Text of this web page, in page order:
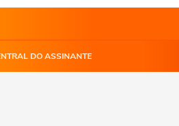
DO ASSINANTE